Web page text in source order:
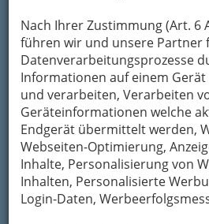
Nach Ihrer Zustimmung (Art. 6
führen wir und unsere Partner
Datenverarbeitungsprozesse
Informationen auf einem
und verarbeiten, Verarbeiten
Geräteinformationen welche
Endgerät übermittelt werden,
Webseiten-Optimierung,
Inhalte, Personalisierung von
Inhalten, Personalisierte
Login-Daten,
Kontaktaufnahme
Um die Info-Graz Firmen
bewahren, verwenden wir an
Übermittlung Ihrer
Formular. Ihre Nachricht
Absenden umgehend
Unternehmen Kren & Dorfer -
weitergeleitet.
Mein Name